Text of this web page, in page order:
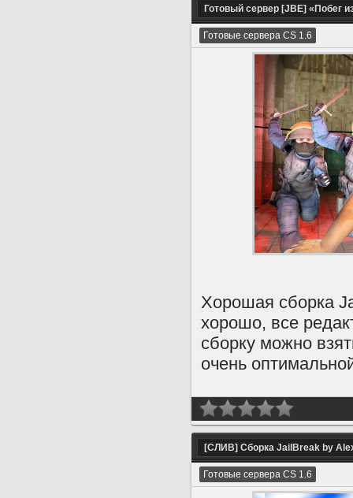
Готовый сервер [JBE] «Побег
Готовые сервера CS 1.6
Хорошая сборка
хорошо, все
сборку можно
очень
[СЛИВ] Сборка JailBreak by
Готовые сервера CS 1.6